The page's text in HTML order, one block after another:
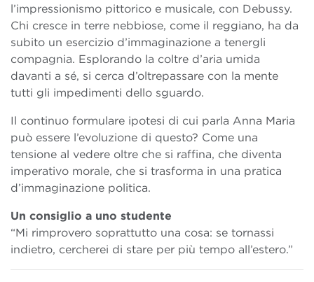
l’impressionismo pittorico e musicale, con Debussy.
Chi cresce in terre nebbiose, come il reggiano, ha da
subito un esercizio d’immaginazione a tenergli
compagnia. Esplorando la coltre d’aria umida
davanti a sé, si cerca d’oltrepassare con la mente
tutti gli impedimenti dello sguardo.
Il continuo formulare ipotesi di cui parla Anna Maria
può essere l’evoluzione di questo? Come una
tensione al vedere oltre che si raffina, che diventa
imperativo morale, che si trasforma in una pratica
d’immaginazione politica.
Un consiglio a uno studente
“Mi rimprovero soprattutto una cosa: se tornassi
indietro, cercherei di stare per più tempo all’estero.”